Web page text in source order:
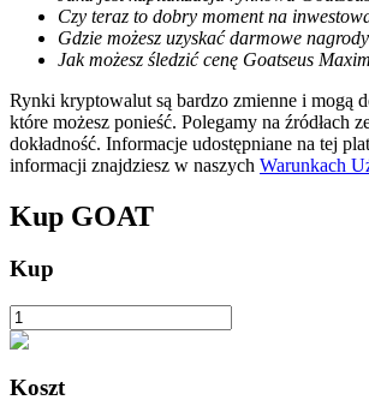
Wysokie zyski i natychmiastowy dostęp
Elastyczne stawianie zakładów, aby
Czy teraz to dobry moment na
Gdzie możesz uzyskać darmowe
Jak możesz śledzić cenę Goatseus
Rynki kryptowalut są bardzo zmienne i mogą
które możesz ponieść. Polegamy na
dokładność. Informacje udostępniane na tej
informacji znajdziesz w naszych Warunkach
Kup GOAT
Kup
Koszt